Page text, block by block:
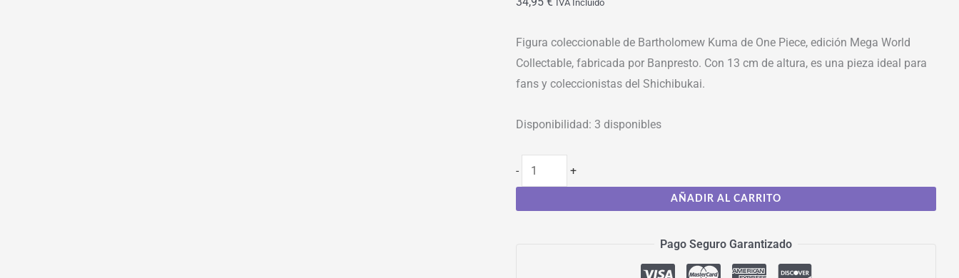
IVA Incluído
Figura coleccionable de Bartholomew Kuma de One Piece, edición Mega World
Collectable, fabricada por Banpresto. Con 13 cm de altura, es una pieza ideal para
fans y coleccionistas del Shichibukai.
Disponibilidad: 3 disponibles
- +
AÑADIR AL CARRITO
Pago Seguro Garantizado